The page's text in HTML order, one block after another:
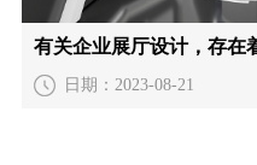
日期：2023-08-21